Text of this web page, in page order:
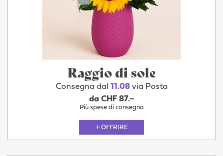
Raggio di sole
Consegna dal 11.08via Posta
da CHF 87.–
Più spese di consegna
OFFRIRE